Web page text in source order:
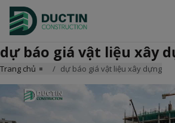
dự báo giá vật liệu xây
Trang chủ dự báo giá vật liệu xây dựng